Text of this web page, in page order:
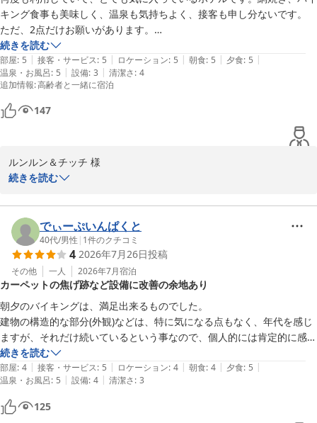
ホテル南海荘
味覚と眺望の宿 ホテル南海荘
2026-08-01
キング食事も美味しく、温泉も気持ちよく、接客も申し分ないです。
ただ、2点だけお願いがあります。
4ベッドの部屋を利用させていただいたのですが、
①部屋は広くてゆったり出来ましたが、Wi-Fiの電波が弱過ぎて全くつ
ながりません。
②冷房エアコンの効きが悪く、17℃設定にしても涼しくなりません。
暑くて夜は何度も起きてしまいました。おそらく、液体窒素が無くなっ
ているのか、老朽化ではないでしょうか。
大好きな南海荘、これからも利用させていただ来ます。
続きを読む
部屋: 5 | 接客・サービス: 5 | ロケーション: 5 | 朝食: 5 | 夕食: 5 |
温泉・お風呂: 5 | 設備: 3 | 清潔さ: 4
追加情報:高齢者と一緒に宿泊
147
ルンルン＆チッチ 様
す。また、温泉やお食事、接客にご満足いただけたことを大変嬉し
く思います。お客様からの貴重なご意見についても、心より感謝申
し上げます。
ご指摘いただきましたWi-Fiの接続状態や冷房の効き具合について
は、大変申し訳ございませんでした。快適なご滞在を提供するため
に、これらの問題については真摯に受け止め、改善策を検討させて
いただきます。お客様にご不便をおかけしたことをお詫び申し上げ
ます。
今後ともホテル南海荘をよろしくお願い申し上げます。お客様のま
たのご来館を心よりお待ちしております。
ホテル南海荘
続きを読む
でぃーぷいんぱくと
40代/男性 | 1件のクチコミ
4 2026年7月26日投稿
その他 一人 2026年7月宿泊
カーペットの焦げ跡など設備に改善の余地あり
朝夕のバイキングは、満足出来るものでした。
建物の構造的な部分(外観)などは、特に気になる点もなく、年代を感じ
ますが、それだけ続いているという事なので、個人的には肯定的に感じ
ました。
部屋、設備、清潔さの部分は、改善できる余地はあると思います。
宿泊したお部屋は、カーペットに焦げた跡がそのまま残っていたので、
その部分を正方形に切り取り、客室内の見えない部分と切り貼りして対
応することも出来ると思います。(コスト的に)
続きを読む
部屋: 4 | 接客・サービス: 5 | ロケーション: 4 | 朝食: 4 | 夕食: 5 |
温泉・お風呂: 5 | 設備: 4 | 清潔さ: 3
125